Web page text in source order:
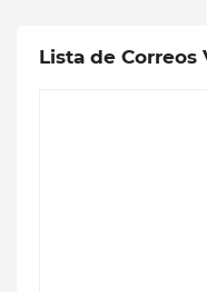
Lista de Correos